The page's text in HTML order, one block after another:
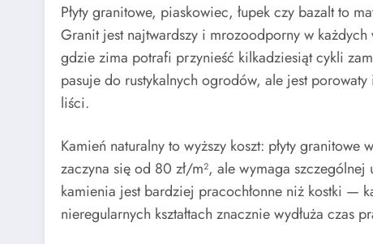
Płyty granitowe, piaskowiec, łupek czy bazalt to
Granit jest najtwardszy i mrozoodporny w
gdzie zima potrafi przynieść kilkadziesiąt cykli
pasuje do rustykalnych ogrodów, ale jest
liści.
Kamień naturalny to wyższy koszt: płyty
zaczyna się od 80 zł/m², ale wymaga
kamienia jest bardziej pracochłonne niż kostki —
nieregularnych kształtach znacznie wydłuża czas